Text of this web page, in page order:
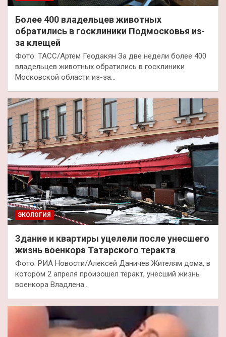
Более 400 владельцев животных
обратились в госклиники Подмосковья из-
за клещей
Фото: ТАСС/Артем Геодакян За две недели более 400
владельцев животных обратились в госклиники
Московской области из-за…
ЭКОЛОГИЯ
Здание и квартиры уцелели после унесшего
жизнь военкора Татарского теракта
Фото: РИА Новости/Алексей Даничев Жителям дома, в
котором 2 апреля произошел теракт, унесший жизнь
военкора Владлена…